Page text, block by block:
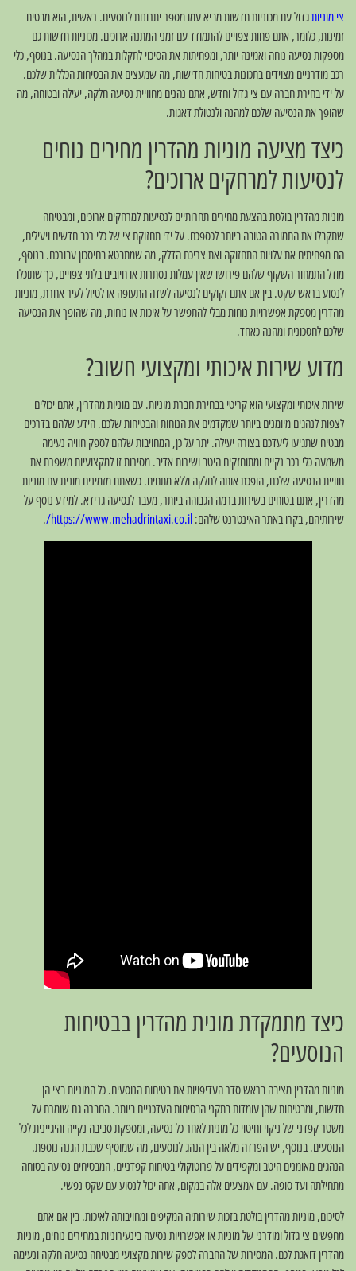
צי מוניותגדול עם מכוניות חדשות מביא עמו מספר יתרונות לנוסעים. ראשית, הוא מבטיח
זמינות, כלומר, אתם פחות צפויים להתמודד עם זמני המתנה ארוכים. מכוניות חדשות גם
מספקות נסיעה נוחה ואמינה יותר, ומפחיתות את הסיכוי לתקלות במהלך הנסיעה. בנוסף, כלי
רכב מודרניים מצוידים בתכונות בטיחות חדישות, מה שמעצים את הבטיחות הכללית שלכם.
על ידי בחירת חברה עם צי גדול וחדש, אתם נהנים מחוויית נסיעה חלקה, יעילה ובטוחה, מה
שהופך את הנסיעה שלכם למהנה ולנטולת דאגות.
כיצד מציעה מוניות מהדרין מחירים נוחים
לנסיעות למרחקים ארוכים?
מוניות מהדרין בולטת בהצעת מחירים תחרותיים לנסיעות למרחקים ארוכים, ומבטיחה
שתקבלו את התמורה הטובה ביותר לכספכם. על ידי תחזוקת צי של כלי רכב חדשים ויעילים,
הם מפחיתים את עלויות התחזוקה ואת צריכת הדלק, מה שמתבטא בחיסכון עבורכם. בנוסף,
מודל התמחור השקוף שלהם פירושו שאין עמלות נסתרות או חיובים בלתי צפויים, כך שתוכלו
לנסוע בראש שקט. בין אם אתם זקוקים לנסיעה לשדה התעופה או לטיול לעיר אחרת, מוניות
מהדרין מספקת אפשרויות נוחות מבלי להתפשר על איכות או נוחות, מה שהופך את הנסיעה
שלכם לחסכונית ומהנה כאחד.
מדוע שירות איכותי ומקצועי חשוב?
שירות איכותי ומקצועי הוא קריטי בבחירת חברת מוניות. עם מוניות מהדרין, אתם יכולים
לצפות לנהגים מיומנים ביותר שמקדמים את הנוחות והבטיחות שלכם. הידע שלהם בדרכים
מבטיח שתגיעו ליעדכם בצורה יעילה. יתר על כן, המחויבות שלהם לספק חוויה נעימה
משמעה כלי רכב נקיים ומתוחזקים היטב ושירות אדיב. מסירות זו למקצועיות משפרת את
חוויית הנסיעה שלכם, הופכת אותה לחלקה וללא מתחים. כשאתם מזמינים מונית עם מוניות
מהדרין, אתם בטוחים בשירות ברמה הגבוהה ביותר, מעבר לנסיעה גרידא. למידע נוסף על
שירותיהם, בקרו באתר האינטרנט שלהם:https://www.mehadrintaxi.co.il/
.
כיצד מתמקדת מונית מהדרין בבטיחות
הנוסעים?
מוניות מהדרין מציבה בראש סדר העדיפויות את בטיחות הנוסעים. כל המוניות בצי הן
חדשות, ומבטיחות שהן עומדות בתקני הבטיחות העדכניים ביותר. החברה גם שומרת על
משטר קפדני של ניקוי וחיטוי כל מונית לאחר כל נסיעה, ומספקת סביבה נקייה והיגיינית לכל
הנוסעים. בנוסף, יש הפרדה מלאה בין הנהג לנוסעים, מה שמוסיף שכבת הגנה נוספת.
הנהגים מאומנים היטב ומקפידים על פרוטוקולי בטיחות קפדניים, המבטיחים נסיעה בטוחה
מתחילתה ועד סופה. עם אמצעים אלה במקום, אתה יכול לנסוע עם שקט נפשי.
לסיכום, מוניות מהדרין בולטת בזכות שירותיה המקיפים ומחויבותה לאיכות. בין אם אתם
מחפשים צי גדול ומודרני של מוניות או אפשרויות נסיעה בינעירוניות במחירים נוחים, מוניות
מהדרין דואגת לכם. המסירות של החברה לספק שירות מקצועי מבטיחה נסיעה חלקה ונעימה